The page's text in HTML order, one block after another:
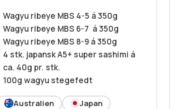
Wagyu ribeye MBS 4-5 á 350g
Wagyu ribeye MBS 6-7 á 350g
Wagyu ribeye MBS 8-9 á 350g
4 stk. japansk A5+ super sashimi á
ca. 40g pr. stk.
100g wagyu stegefedt
Australien
Japan